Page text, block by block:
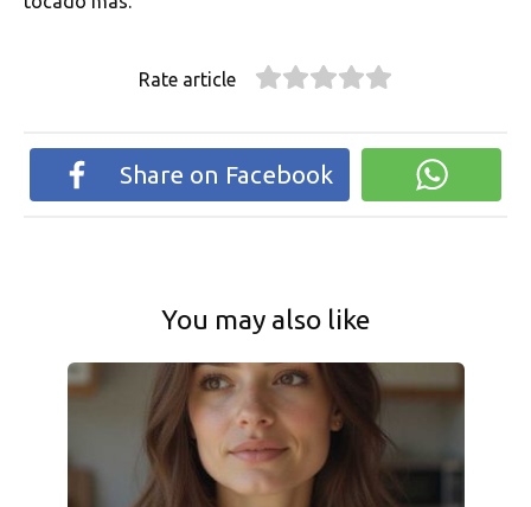
Rate article
Share on Facebook
You may also like